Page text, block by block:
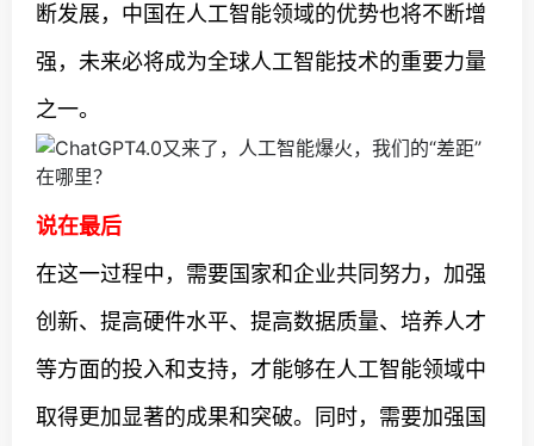
断发展，中国在人工智能领域的优势也将不断增
强，未来必将成为全球人工智能技术的重要力量
之一。
说在最后
在这一过程中，需要国家和企业共同努力，加强
创新、提高硬件水平、提高数据质量、培养人才
等方面的投入和支持，才能够在人工智能领域中
取得更加显著的成果和突破。同时，需要加强国